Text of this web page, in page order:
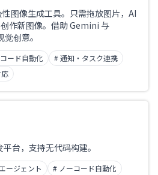
图像生成工具。只需拖放图片，AI
作新图像。借助 Gemini 与
创意。
ード自動化
# 通知・タスク連携
台，支持无代码构建。
ージェント
# ノーコード自動化